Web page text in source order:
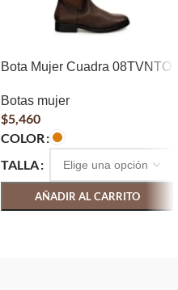
Bota Mujer Cuadra 08TVNTO
Botas mujer
$5,460
COLOR
TALLA
AÑADIR AL CARRITO